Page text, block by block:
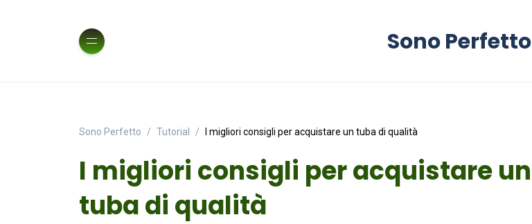
Sono Perfetto
Sono Perfetto Tutorial I migliori consigli per acquistare un tuba di qualità
I migliori consigli per acquistare un
tuba di qualità